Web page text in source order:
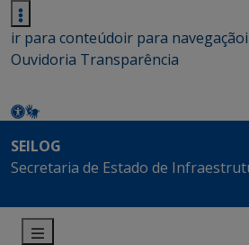
ir para conteúdoir para navegação
Ouvidoria Transparência
SEILOG
Secretaria de Estado de